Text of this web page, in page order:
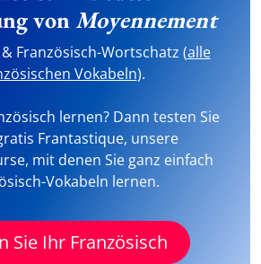
vonMoyennement
Französisch-Wortschatz (alle
Vokabeln).
lernen? Dann testen Sie
Frantastique, unsere
mit denen Sie ganz einfach
Vokabeln lernen.
Sie Ihr Französisch